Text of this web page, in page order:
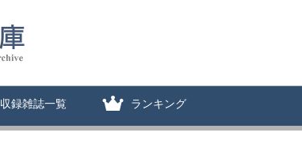
収録雑誌一覧 ランキング